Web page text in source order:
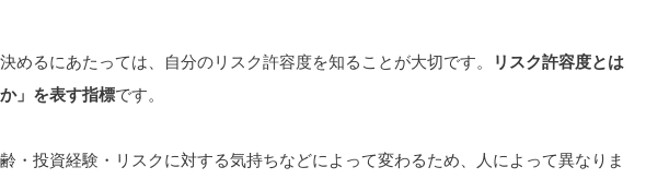
めるにあたっては、自分のリスク許容度を知ることが大切です。
リスク許容度とは
」を表す指標です。
・投資経験・リスクに対する気持ちなどによって変わるため、人によって異なりま